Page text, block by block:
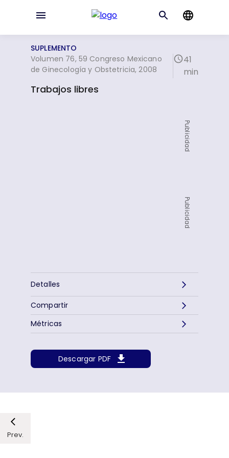
SUPLEMENTO
Volumen 76, 59 Congreso Mexicano
de Ginecología y Obstetricia, 2008
41
min
Trabajos libres
Publicidad
Publicidad
Detalles
Descargar PDF
Métricas
Compartir
Prev.